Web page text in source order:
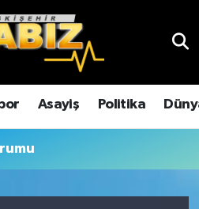
Asayiş Politika
Haritası
Durumu ve Fikstür